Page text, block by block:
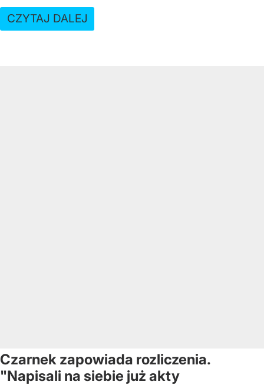
CZYTAJ DALEJ
Czarnek zapowiada rozliczenia.
"Napisali na siebie już akty